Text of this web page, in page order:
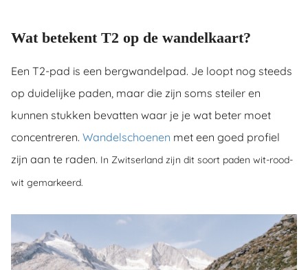
Wat betekent T2 op de wandelkaart?
Een T2-pad is een bergwandelpad. Je loopt nog steeds
op duidelijke paden, maar die zijn soms steiler en
kunnen stukken bevatten waar je je wat beter moet
concentreren. Wandelschoenen met een goed profiel
zijn aan te raden. In Zwitserland zijn dit soort paden wit-rood-
wit gemarkeerd.